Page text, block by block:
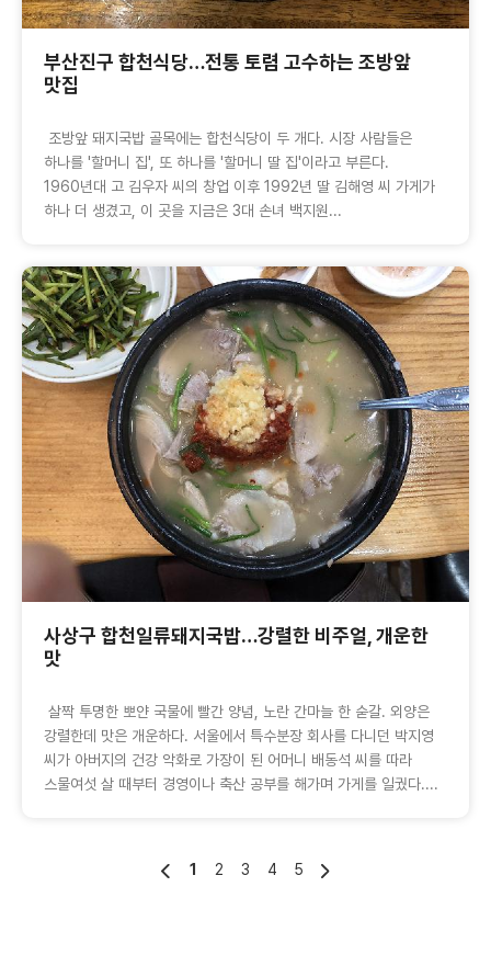
부산진구 합천식당…전통 토렴 고수하는 조방앞
맛집
조방앞 돼지국밥 골목에는 합천식당이 두 개다. 시장 사람들은
하나를 '할머니 집', 또 하나를 '할머니 딸 집'이라고 부른다.
1960년대 고 김우자 씨의 창업 이후 1992년 딸 김해영 씨 가게가
하나 더 생겼고, 이 곳을 지금은 3대 손녀 백지원...
사상구 합천일류돼지국밥…강렬한 비주얼, 개운한
맛
살짝 투명한 뽀얀 국물에 빨간 양념, 노란 간마늘 한 숟갈. 외양은
강렬한데 맛은 개운하다. 서울에서 특수분장 회사를 다니던 박지영
씨가 아버지의 건강 악화로 가장이 된 어머니 배동석 씨를 따라
스물여섯 살 때부터 경영이나 축산 공부를 해가며 가게를 일궜다....
1 2 3 4 5